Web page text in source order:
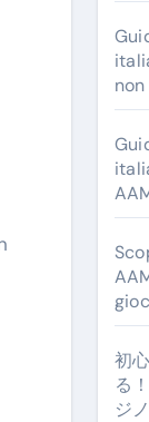
初
る
ジ